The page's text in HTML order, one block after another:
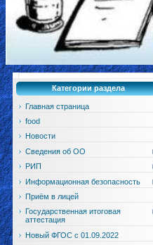
Категории раздела
Главная страница
food
Новости
Сведения об ОО
РИП
Информационная безопасность
Приём в лицей
Государственная итоговая
аттестация
Новый ФГОС с 01.09.2022